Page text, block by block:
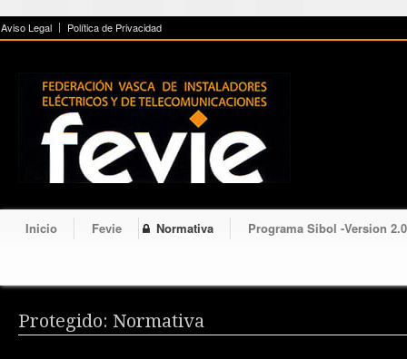
Aviso Legal Política de Privacidad
Inicio Fevie Normativa Programa Sibol -Version
Protegido: Normativa